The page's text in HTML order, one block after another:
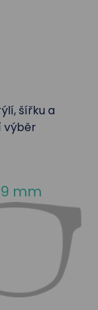
šířku a
výběr
mm